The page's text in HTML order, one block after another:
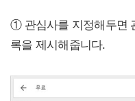
① 관심사를 지정해두면
록을 제시해줍니다.